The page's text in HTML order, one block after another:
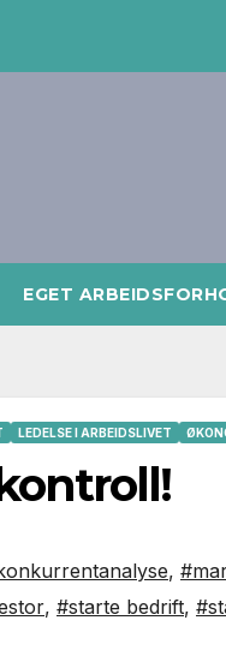
EGET
LEDELSE I ARBEIDSLIVET
,
, #starte bedrift,